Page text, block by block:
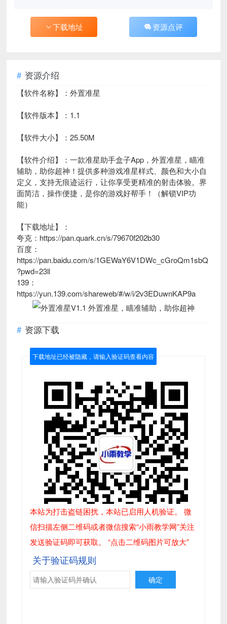
下载地址 资源点评
资源介绍
【软件名称】：外置准星
【软件版本】：1.1
【软件大小】：25.50M
【软件介绍】：一款准星助手盒子App，外置准星，瞄准
辅助，助你超神！提供多种游戏准星样式、颜色和大小自
定义，支持无痕迹运行，让你享受更精准的射击体验。界
面简洁，操作便捷，是你的游戏好帮手！（解锁VIP功
能）
【下载地址】：
夸克：https://pan.quark.cn/s/79670f202b30
百度：
https://pan.baidu.com/s/1GEWaY6V1DWc_cGroQm1sbQ
?pwd=23ll
139：
https://yun.139.com/shareweb/#/w/i/2v3EDuwnKAP9a
资源下载
下载地址已经被隐藏，请输入验证码查看内容
本站为打击盗链困扰，本站已启用人机验证。 微
信扫描左侧二维码或者微信搜索“小雨教学网”关注
发送验证码即可获取。 “点击二维码图片可放大”
关于验证码规则